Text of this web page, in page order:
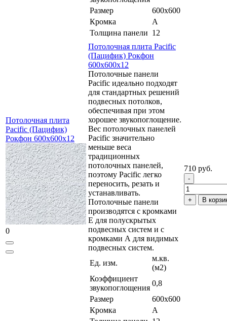
Размер
600x600
Кромка
A
Толщина панели 12
Потолочная плита
Pacific (Пацифик)
Рокфон 600x600x12
0
Потолочная плита Pacific
(Пацифик) Рокфон
600x600x12
Потолочные панели
Pacific идеально подходят
для стандартных решений
подвесных потолков,
обеспечивая при этом
хорошее звукопоглощение.
Вес потолочных панелей
Pacific значительно
меньше веса
традиционных
потолочных панелей,
поэтому Pacific легко
переносить, резать и
устанавливать.
Потолочные панели
производятся с кромками
Е для полускрытых
подвесных систем и с
кромками А для видимых
подвесных систем.
Ед. изм.
м.кв.
(м2)
Коэффициент
звукопоглощения
0,8
Размер
600x600
Кромка
A
710 руб.
В